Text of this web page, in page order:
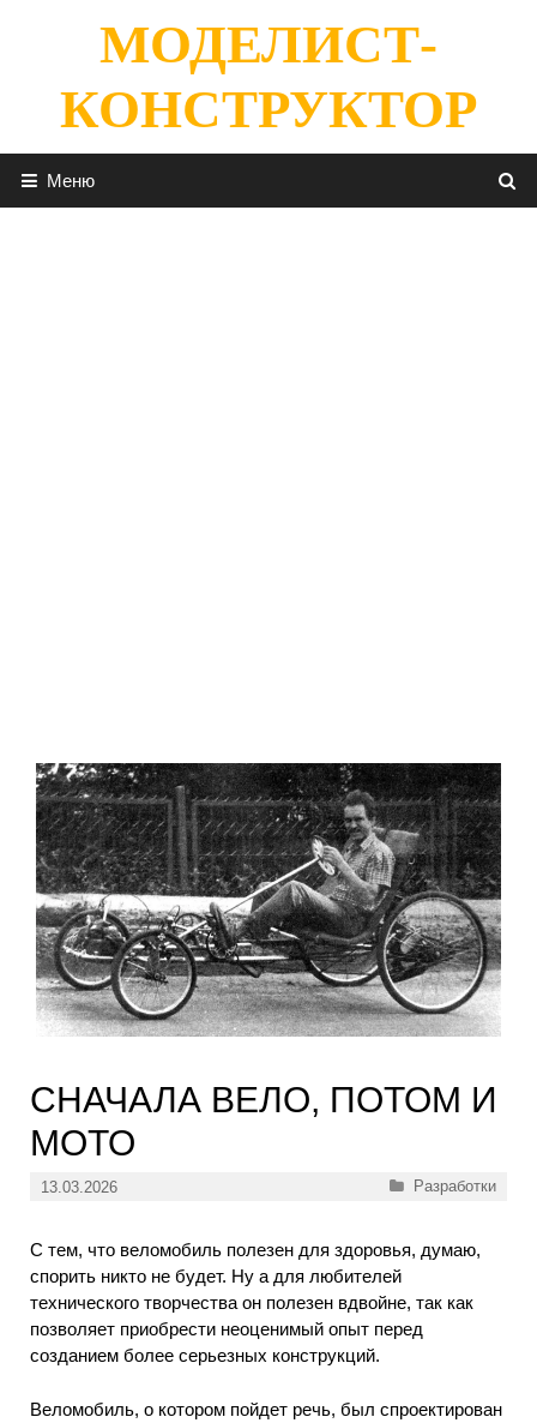
содержимомуМОДЕЛИСТ-
КОНСТРУКТОР
Меню
СНАЧАЛА ВЕЛО, ПОТОМ И
МОТО
13.03.2026 Рубрики
Разработки
С тем, что веломобиль полезен для здоровья, думаю,
спорить никто не будет. Ну а для любителей
технического творчества он полезен вдвойне, так как
позволяет приобрести неоценимый опыт перед
созданием более серьезных конструкций.
Веломобиль, о котором пойдет речь, был спроектирован